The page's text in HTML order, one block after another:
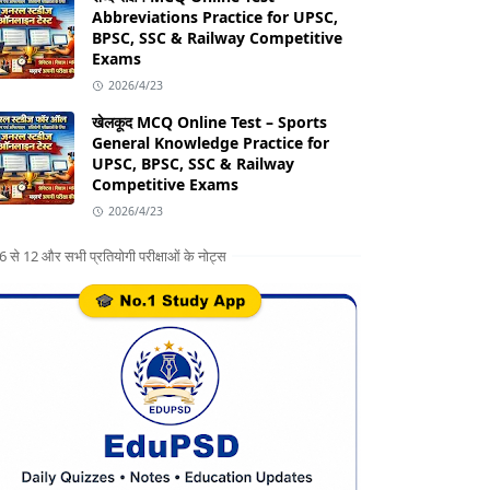
Abbreviations Practice for UPSC,
BPSC, SSC & Railway Competitive
Exams
2026/4/23
खेलकूद MCQ Online Test – Sports
General Knowledge Practice for
UPSC, BPSC, SSC & Railway
Competitive Exams
2026/4/23
6 से 12 और सभी प्रतियोगी परीक्षाओं के नोट्स